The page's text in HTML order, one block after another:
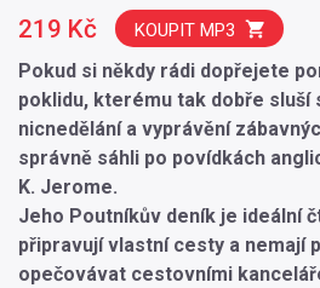
Pokud si někdy rádi dopřejete
poklidu, kterému tak dobře sluší
nicnedělání a vyprávění
správně sáhli po povídkách
K. Jerome.
Jeho Poutníkův deník je ideální
připravují vlastní cesty a nemají
opečovávat cestovními
219 Kč KOUPIT MP3